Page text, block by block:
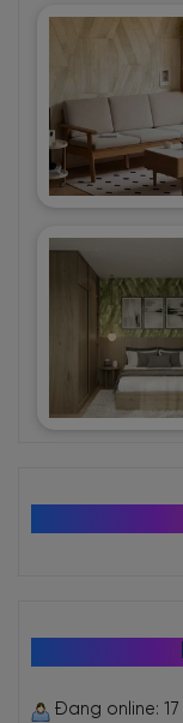
Đang online: 17